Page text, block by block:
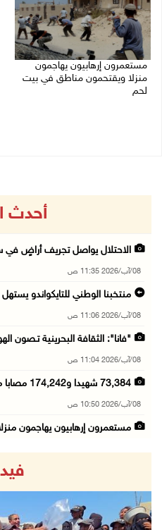
مستعمرون إرهابيون يهاجمون
منزلا ويقتحمون مناطق في بيت
لحم
أحدث
الاحتلال يواصل تجريف أراضٍ
08/آب/2026 11:35 ص
منتخبنا الوطني للتايكواندو
08/آب/2026 11:06 ص
"فانا": الثقافة البحرينية تـصون
08/آب/2026 11:04 ص
73,384 شهيدا و174,242 مصابا منذ بدء حرب الإبا ...
08/آب/2026 10:50 ص
مستعمرون إرهابيون يهاجمون
قوات الاحتلال تجري تحقيقات
08/آب/2026 10:18 ص
تقرير: خطاب الكراهية